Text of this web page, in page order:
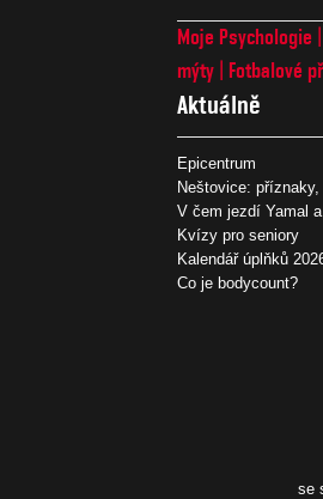
Moje Psychologie
mýty
Fotbalové
Aktuálně
Epicentrum
Neštovice: příznaky,
V čem jezdí Yamal
Kvízy pro seniory
Kalendář úplňků
Co je bodycount?
se